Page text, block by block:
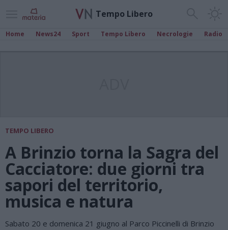
Tempo Libero
Home News24 Sport Tempo Libero Necrologie Radio
TEMPO LIBERO
A Brinzio torna la Sagra del
Cacciatore: due giorni tra
sapori del territorio,
musica e natura
Sabato 20 e domenica 21 giugno al Parco Piccinelli di Brinzio